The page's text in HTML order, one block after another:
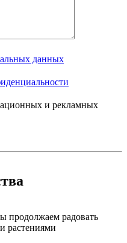
данных
и рекламных
продолжаем радовать
растениями